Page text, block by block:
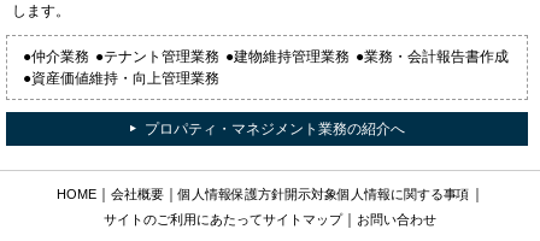
します。
●仲介業務 ●テナント管理業務 ●建物維持管理業務 ●業務・会計報告書作成
●資産価値維持・向上管理業務
プロパティ・マネジメント業務の紹介へ
HOME｜ 会社概要｜個人情報保護方針開示対象個人情報に関する事項 ｜
サイトのご利用にあたってサイトマップ｜ お問い合わせ